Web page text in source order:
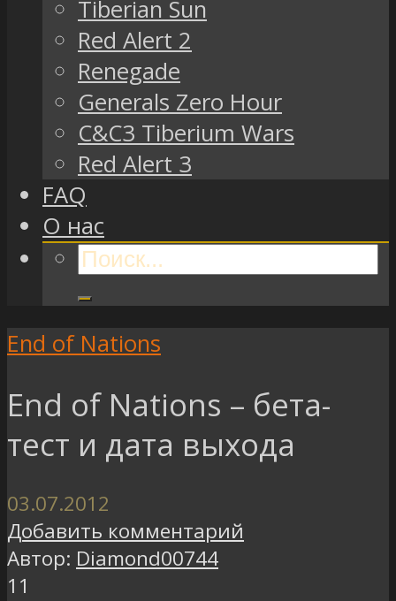
Tiberian Sun
Red Alert 2
Renegade
Generals Zero Hour
C&C3 Tiberium Wars
Red Alert 3
FAQ
О нас
End of Nations
End of Nations – бета-
тест и дата выхода
03.07.2012
Добавить комментарий
Автор: Diamond00744
11